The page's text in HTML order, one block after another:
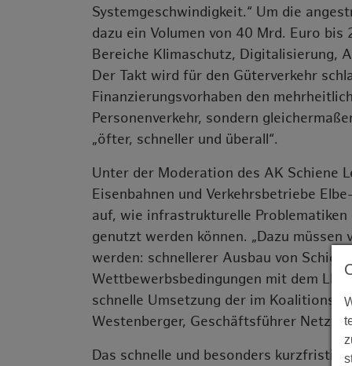
Systemgeschwindigkeit.“ Um die
dazu ein Volumen von 40 Mrd. Euro
Bereiche Klimaschutz, Digitalisierung,
Der Takt wird für den Güterverkehr
Finanzierungsvorhaben den
Personenverkehr, sondern
„öfter, schneller und überall“.
Unter der Moderation des AK Schiene
Eisenbahnen und Verkehrsbetriebe
auf, wie infrastrukturelle
genutzt werden können. „Dazu
werden: schnellerer Ausbau von
Wettbewerbsbedingungen mit dem
schnelle Umsetzung der im
Westenberger, Geschäftsführer
Das schnelle und besonders